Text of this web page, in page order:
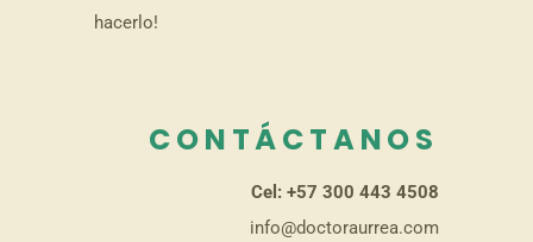
hacerlo!
CONTÁCTANOS
Cel: +57 300 443 4508
info@doctoraurrea.com